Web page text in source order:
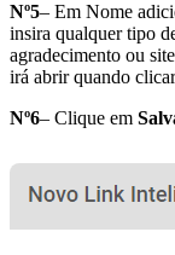
Nº5– Em Nome
insira qualquer tipo
agradecimento ou
irá abrir quando
Nº6– Clique em